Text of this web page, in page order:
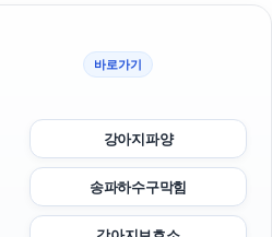
바로가기
강아지파양
송파하수구막힘